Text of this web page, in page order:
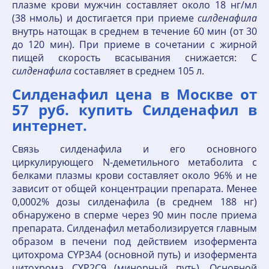
плазме крови мужчин составляет около 18 нг/мл
(38 нмоль) и достигается при приеме силденафила
внутрь натощак в среднем в течение 60 мин (от 30
до 120 мин). При приеме в сочетании с жирной
пищей скорость всасывания снижается: С
силденафила составляет в среднем 105 л.
Силденафил цена в Москве от
57 руб. купить Силденафил в
интернет.
Связь силденафила и его основного
циркулирующего N-деметильного метаболита с
белками плазмы крови составляет около 96% и не
зависит от общей концентрации препарата. Менее
0,0002% дозы силденафила (в среднем 188 нг)
обнаружено в сперме через 90 мин после приема
препарата. Силденафил метаболизируется главным
образом в печени под действием изофермента
цитохрома СYР3А4 (основной путь) и изофермента